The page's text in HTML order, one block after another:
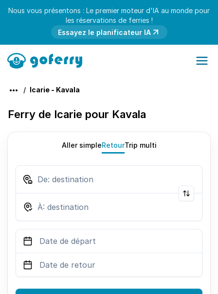
Nous vous présentons : Le premier moteur d'IA au monde pour
les réservations de ferries !
Essayez le planificateur IA
Icarie - Kavala
Ferry de Icarie pour Kavala
Aller simpleRetourTrip multi